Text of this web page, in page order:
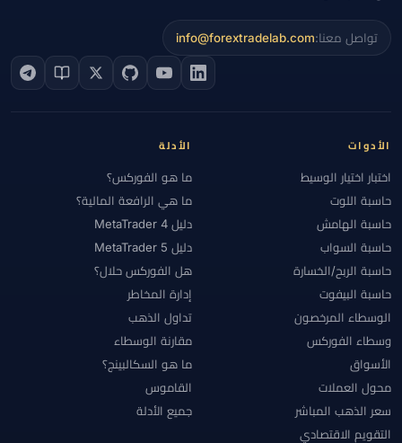
تواصل معنا:info@forextradelab.com
الأدوات
اختبار اختيار الوسيط
حاسبة اللوت
حاسبة الهامش
حاسبة السواب
حاسبة الربح/الخسارة
حاسبة البيفوت
الوسطاء المرخصون
وسطاء الفوركس
الأسواق
محول العملات
سعر الذهب المباشر
التقويم الاقتصادي
الأدلة
ما هو الفوركس؟
ما هي الرافعة المالية؟
دليل MetaTrader 4
دليل MetaTrader 5
هل الفوركس حلال؟
إدارة المخاطر
تداول الذهب
مقارنة الوسطاء
ما هو السكالبينج؟
القاموس
جميع الأدلة